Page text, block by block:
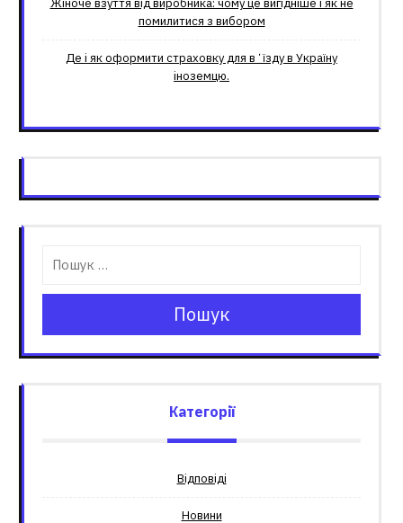
Жіноче взуття від виробника: чому це вигідніше і як не
помилитися з вибором
Де і як оформити страховку для вʼїзду в Україну
іноземцю.
Пошук
Категорії
Відповіді
Новини